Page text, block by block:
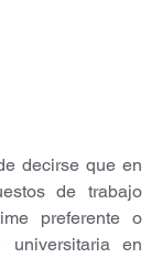
decirse que en
de trabajo
preferente o
universitaria en